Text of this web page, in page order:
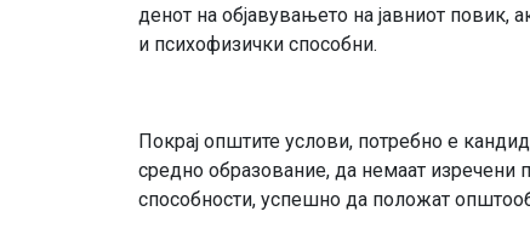
денот на објавувањето на јавниот повик,
и психофизички способни.
Покрај општите услови, потребно е
средно образование, да немаат изречени
способности, успешно да положат